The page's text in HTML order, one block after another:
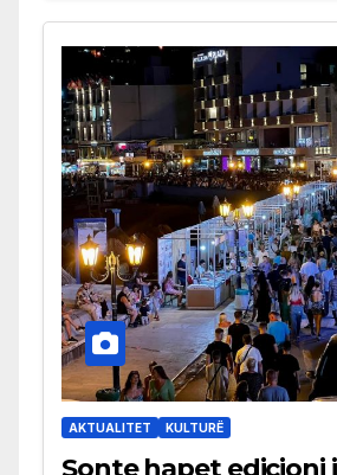
AKTUALITET KULTURË